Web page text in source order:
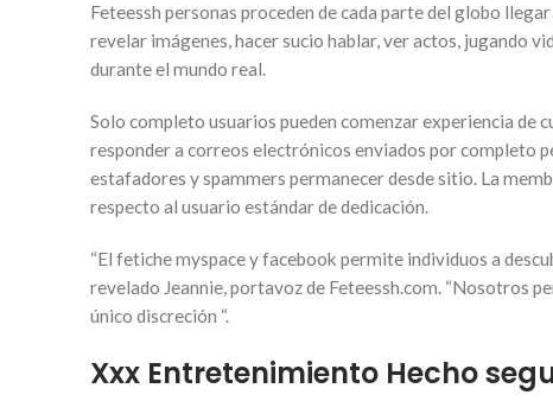
Feteessh personas proceden de cada parte del globo
revelar imágenes, hacer sucio hablar, ver actos, jugando
durante el mundo real.
Solo completo usuarios pueden comenzar experiencia de
responder a correos electrónicos enviados por completo
estafadores y spammers permanecer desde sitio. La
respecto al usuario estándar de dedicación.
“El fetiche myspace y facebook permite individuos a
revelado Jeannie, portavoz de Feteessh.com. “Nosotros
único discreción “.
Xxx Entretenimiento Hecho